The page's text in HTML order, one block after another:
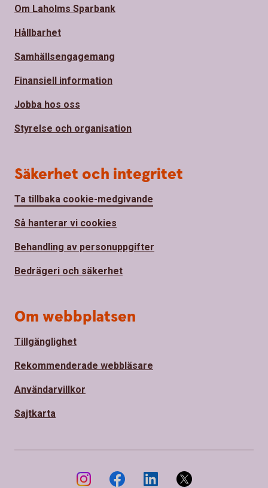
Om Laholms Sparbank
Hållbarhet
Samhällsengagemang
Finansiell information
Jobba hos oss
Styrelse och organisation
Säkerhet och integritet
Ta tillbaka cookie-medgivande
Så hanterar vi cookies
Behandling av personuppgifter
Bedrägeri och säkerhet
Om webbplatsen
Tillgänglighet
Rekommenderade webbläsare
Användarvillkor
Sajtkarta